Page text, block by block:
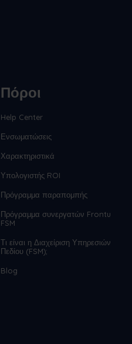
Πόροι
Help Center
Ενσωματώσεις
Χαρακτηριστικά
Υπολογιστής ROI
Πρόγραμμα παραπομπής
Πρόγραμμα συνεργατών Frontu
FSM
Τι είναι η Διαχείριση Υπηρεσιών
Πεδίου (FSM);
Blog